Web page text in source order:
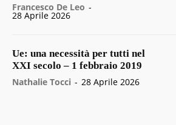
Francesco De Leo -
28 Aprile 2026
Ue: una necessità per tutti nel
XXI secolo – 1 febbraio 2019
Nathalie Tocci - 28 Aprile 2026